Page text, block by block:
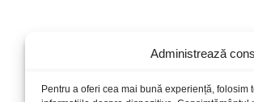
Administrează
Pentru a oferi cea mai bună experiență,